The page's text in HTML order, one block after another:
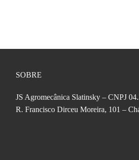
SOBRE
JS Agromecânica Slatinsky – CNPJ
R. Francisco Dirceu Moreira, 101 –